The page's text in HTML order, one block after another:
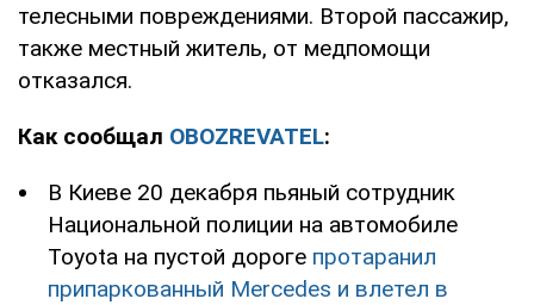
телесными повреждениями. Второй пассажир,
также местный житель, от медпомощи
отказался.
Как сообщал OBOZREVATEL:
В Киеве 20 декабря пьяный сотрудник
Национальной полиции на автомобиле
Toyota на пустой дороге протаранил
припаркованный Mercedes и влетел в